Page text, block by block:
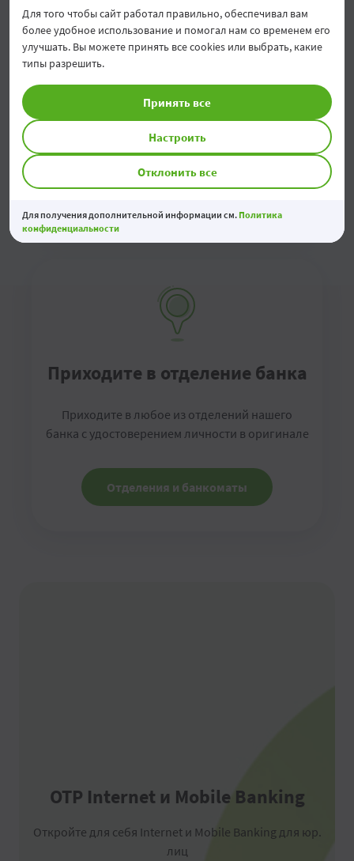
Свяжитесь с нами онлайн
Заполните контактный формуляр онлайн и мы
свяжемся с вами в кратчайшее возможное
время
Заполнить формуляр
Приходите в отделение банка
Приходите в любое из отделений нашего
банка с удостоверением личности в оригинале
Отделения и банкоматы
OTP Internet и Mobile Banking
Откройте для себя Internet и Mobile Banking для юр.
лиц
Для того чтобы сайт работал правильно, обеспечивал вам
более удобное использование и помогал нам со временем его
улучшать. Вы можете принять все cookies или выбрать, какие
типы разрешить.
Отклонить все
Настроить
Принять все
Для получения дополнительной информации см. Политика
конфиденциальности